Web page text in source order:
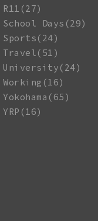
R11(27)
School Days(29)
Sports(24)
Travel(51)
University(24)
Working(16)
Yokohama(65)
YRP(16)